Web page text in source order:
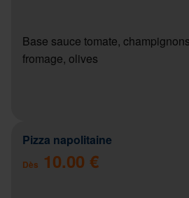
Base sauce tomate,
fromage, olives
Pizza napolitaine
Dès 10.00 €